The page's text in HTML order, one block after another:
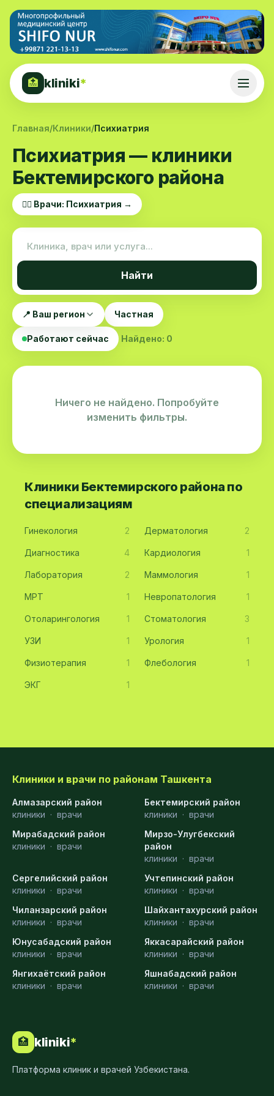
🏥 kliniki*
Главная/Клиники/Психиатрия
Психиатрия — клиники
Бектемирского района
👨‍⚕️ Врачи: Психиатрия →
Найти
📍 Ваш регион Частная
Работают сейчас Найдено: 0
Ничего не найдено. Попробуйте
изменить фильтры.
Клиники Бектемирского района по
специализациям
Гинекология 2 Дерматология 2
Диагностика 4 Кардиология 1
Лаборатория 2 Маммология 1
МРТ 1 Невропатология 1
Отоларингология 1 Стоматология 3
УЗИ 1 Урология 1
Физиотерапия 1 Флебология 1
ЭКГ 1
Клиники и врачи по районам Ташкента
Алмазарский район
клиники · врачи
Бектемирский район
клиники · врачи
Мирабадский район
клиники · врачи
Мирзо-Улугбекский
район
клиники · врачи
Сергелийский район
клиники · врачи
Учтепинский район
клиники · врачи
Чиланзарский район
клиники · врачи
Шайхантахурский район
клиники · врачи
Юнусабадский район
клиники · врачи
Яккасарайский район
клиники · врачи
Янгихаётский район
клиники · врачи
Яшнабадский район
клиники · врачи
🏥 kliniki*
Платформа клиник и врачей Узбекистана.